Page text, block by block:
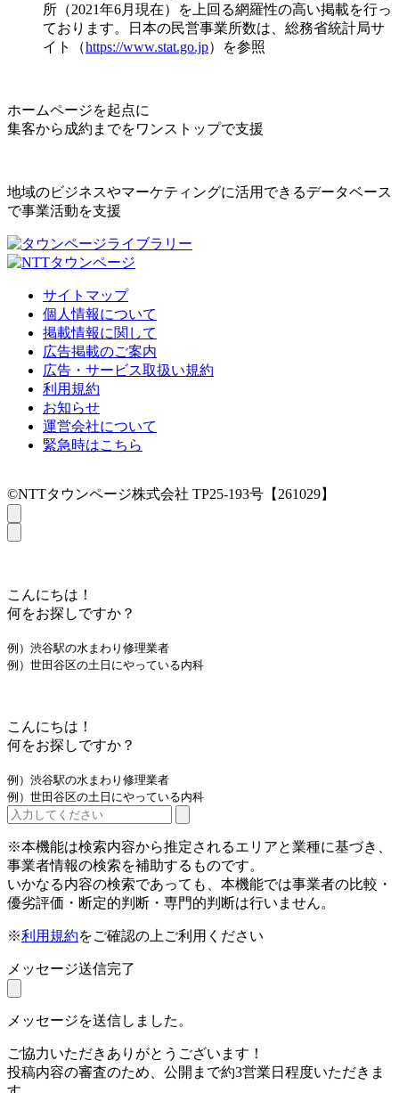
所（2021年6月現在）を上回る網羅性の高い掲載を行っ
ております。日本の民営事業所数は、総務省統計局サ
イト（https://www.stat.go.jp）を参照
ホームページを起点に
集客から成約までをワンストップで支援
地域のビジネスやマーケティングに活用できるデータベース
で事業活動を支援
サイトマップ
個人情報について
掲載情報に関して
広告掲載のご案内
広告・サービス取扱い規約
利用規約
お知らせ
運営会社について
緊急時はこちら
©NTTタウンページ株式会社 TP25-193号【261029】
こんにちは！
何をお探しですか？
例）渋谷駅の水まわり修理業者
例）世田谷区の土日にやっている内科
こんにちは！
何をお探しですか？
例）渋谷駅の水まわり修理業者
例）世田谷区の土日にやっている内科
※本機能は検索内容から推定されるエリアと業種に基づき、
事業者情報の検索を補助するものです。
いかなる内容の検索であっても、本機能では事業者の比較・
優劣評価・断定的判断・専門的判断は行いません。
※利用規約をご確認の上ご利用ください
メッセージ送信完了
メッセージを送信しました。
ご協力いただきありがとうございます！
投稿内容の審査のため、公開まで約3営業日程度いただきま